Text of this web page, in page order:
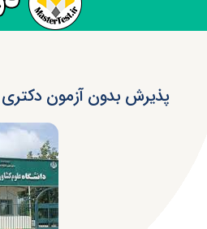
پذیرش بدون آزمون دکتری ۹۴ دانشگاه علوم کشاورزی و منابع طبیعی ساری